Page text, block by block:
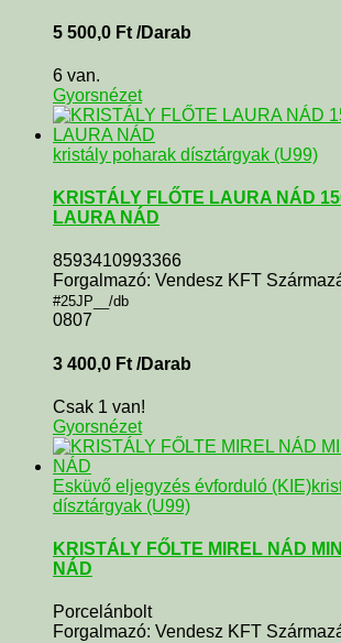
5 500,0 Ft /Darab
6 van.
Gyorsnézet
kristály poharak dísztárgyak (U99)
KRISTÁLY FLŐTE LAURA NÁD
LAURA NÁD
8593410993366
Forgalmazó: Vendesz KFT
#25JP__/db
0807
3 400,0 Ft /Darab
Csak 1 van!
Gyorsnézet
Esküvő eljegyzés évforduló (KIE)
dísztárgyak (U99)
KRISTÁLY FŐLTE MIREL NÁD
NÁD
Porcelánbolt
Forgalmazó: Vendesz KFT